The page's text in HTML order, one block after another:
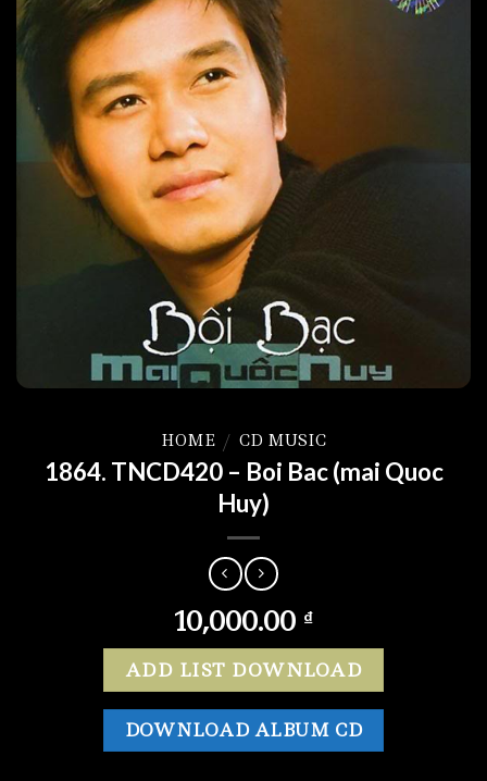
HOME / CD MUSIC
1864. TNCD420 – Boi Bac (mai Quoc
Huy)
10,000.00 ₫
ADD LIST DOWNLOAD
DOWNLOAD ALBUM CD